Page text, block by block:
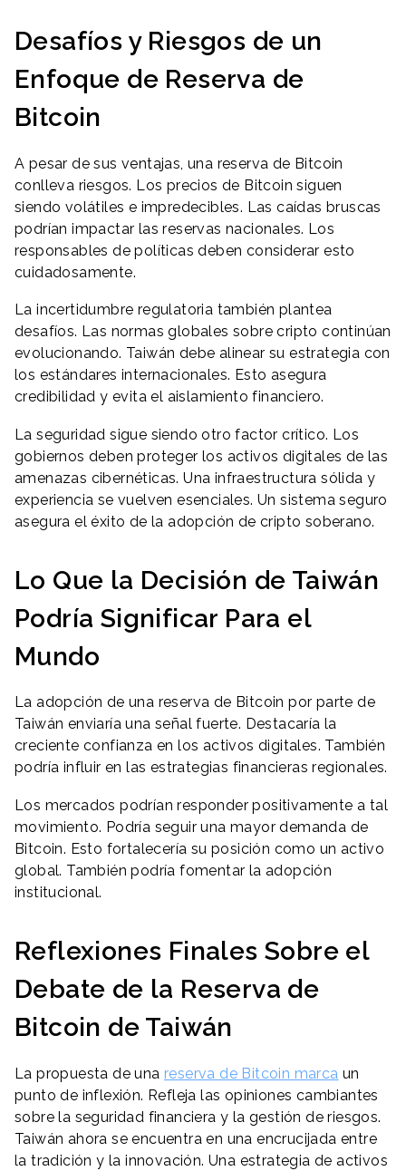
Desafíos y Riesgos de un
Enfoque de Reserva de
Bitcoin
A pesar de sus ventajas, una reserva de Bitcoin
conlleva riesgos. Los precios de Bitcoin siguen
siendo volátiles e impredecibles. Las caídas bruscas
podrían impactar las reservas nacionales. Los
responsables de políticas deben considerar esto
cuidadosamente.
La incertidumbre regulatoria también plantea
desafíos. Las normas globales sobre cripto continúan
evolucionando. Taiwán debe alinear su estrategia con
los estándares internacionales. Esto asegura
credibilidad y evita el aislamiento financiero.
La seguridad sigue siendo otro factor crítico. Los
gobiernos deben proteger los activos digitales de las
amenazas cibernéticas. Una infraestructura sólida y
experiencia se vuelven esenciales. Un sistema seguro
asegura el éxito de la adopción de cripto soberano.
Lo Que la Decisión de Taiwán
Podría Significar Para el
Mundo
La adopción de una reserva de Bitcoin por parte de
Taiwán enviaría una señal fuerte. Destacaría la
creciente confianza en los activos digitales. También
podría influir en las estrategias financieras regionales.
Los mercados podrían responder positivamente a tal
movimiento. Podría seguir una mayor demanda de
Bitcoin. Esto fortalecería su posición como un activo
global. También podría fomentar la adopción
institucional.
Reflexiones Finales Sobre el
Debate de la Reserva de
Bitcoin de Taiwán
La propuesta de una reserva de Bitcoin marca un
punto de inflexión. Refleja las opiniones cambiantes
sobre la seguridad financiera y la gestión de riesgos.
Taiwán ahora se encuentra en una encrucijada entre
la tradición y la innovación. Una estrategia de activos